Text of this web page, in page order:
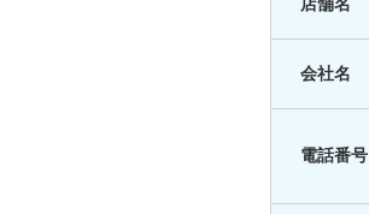
会社名
電話番号